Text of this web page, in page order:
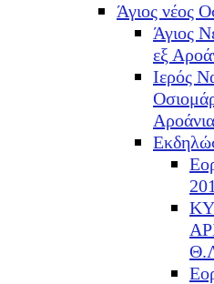
Άγιος νέος
Άγιος
εξ
Ιερός